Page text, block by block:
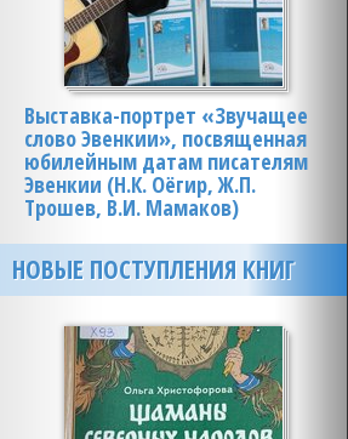
Выставка-портрет «Звучащее
слово Эвенкии», посвященная
юбилейным датам писателям
Эвенкии (Н.К. Оёгир, Ж.П.
Трошев, В.И. Мамаков)
НОВЫЕ ПОСТУПЛЕНИЯ КНИГ